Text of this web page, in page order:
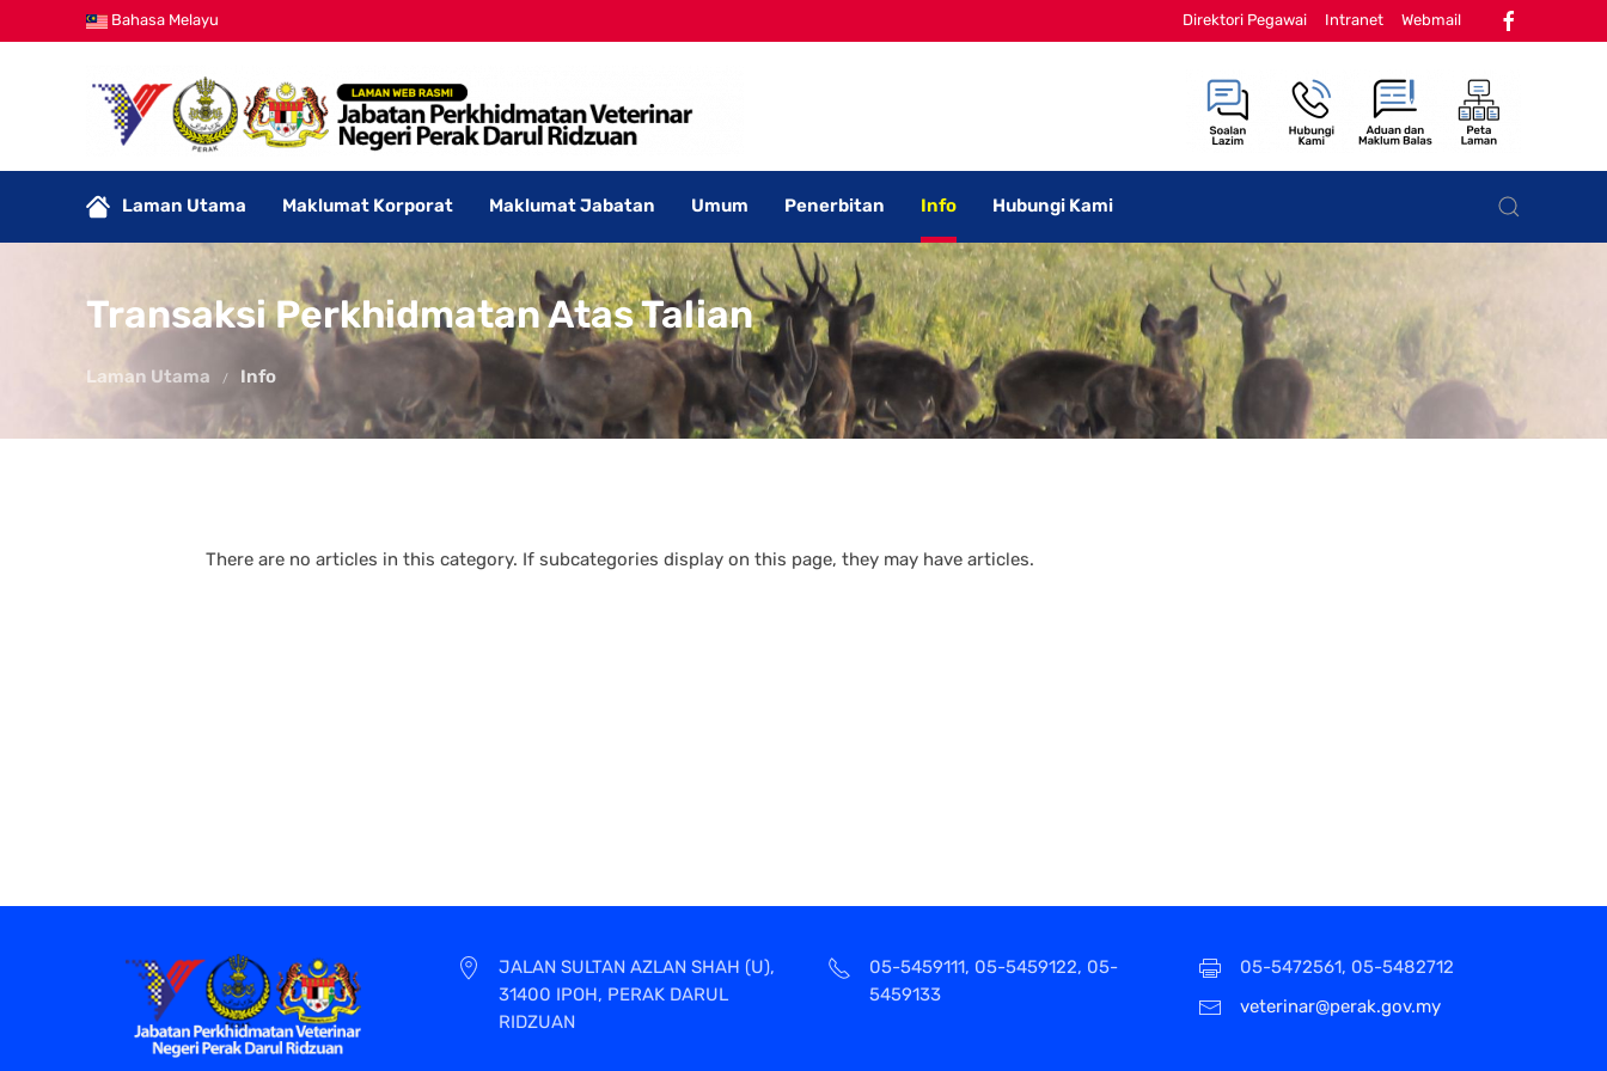
Bahasa Melayu Direktori Pegawai Intranet Webmail
Laman Utama Maklumat Korporat Maklumat Jabatan Umum Penerbitan Info Hubungi Kami
Transaksi Perkhidmatan Atas Talian
Laman Utama Info
There are no articles in this category. If subcategories display on this page, they may have articles.
JALAN SULTAN AZLAN SHAH (U),
31400 IPOH, PERAK DARUL
RIDZUAN
05-5459111, 05-5459122, 05-
5459133
05-5472561, 05-5482712
veterinar@perak.gov.my